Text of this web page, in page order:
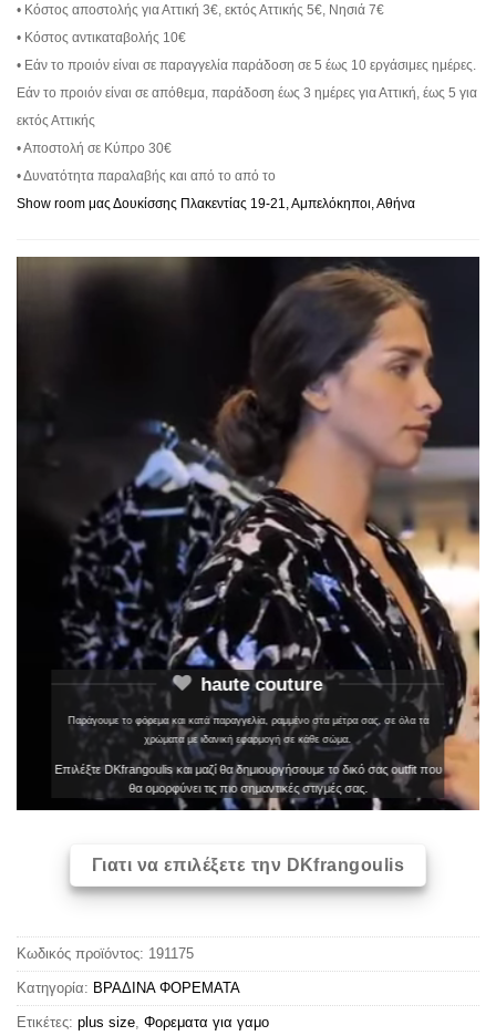
• Κόστος αποστολής για Αττική 3€, εκτός Αττικής 5€, Νησιά 7€
• Κόστος αντικαταβολής 10€
• Εάν το προιόν είναι σε παραγγελία παράδοση σε 5 έως 10 εργάσιμες ημέρες.
Εάν το προιόν είναι σε απόθεμα, παράδοση έως 3 ημέρες για Αττική, έως 5 για
εκτός Αττικής
• Αποστολή σε Κύπρο 30€
• Δυνατότητα παραλαβής και από το από το
Show room μας Δουκίσσης Πλακεντίας 19-21, Αμπελόκηποι, Αθήνα
haute couture
Παράγουμε το φόρεμα και κατά παραγγελία, ραμμένο στα μέτρα σας, σε όλα τα
χρώματα με ιδανική εφαρμογή σε κάθε σώμα.
Επιλέξτε DKfrangoulis και μαζί θα δημιουργήσουμε το δικό σας outfit που
θα ομορφύνει τις πιο σημαντικές στιγμές σας.
Γιατι να επιλέξετε την DKfrangoulis
Κωδικός προϊόντος: 191175
Κατηγορία: ΒΡΑΔΙΝΑ ΦΟΡΕΜΑΤΑ
Ετικέτες: plus size, Φορεματα για γαμο